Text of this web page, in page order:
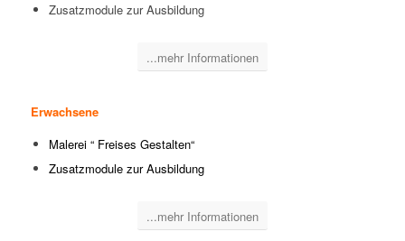
Zusatzmodule zur Ausbildung
...mehr Informationen
Erwachsene
Malerei “ Freises Gestalten“
Zusatzmodule zur Ausbildung
...mehr Informationen